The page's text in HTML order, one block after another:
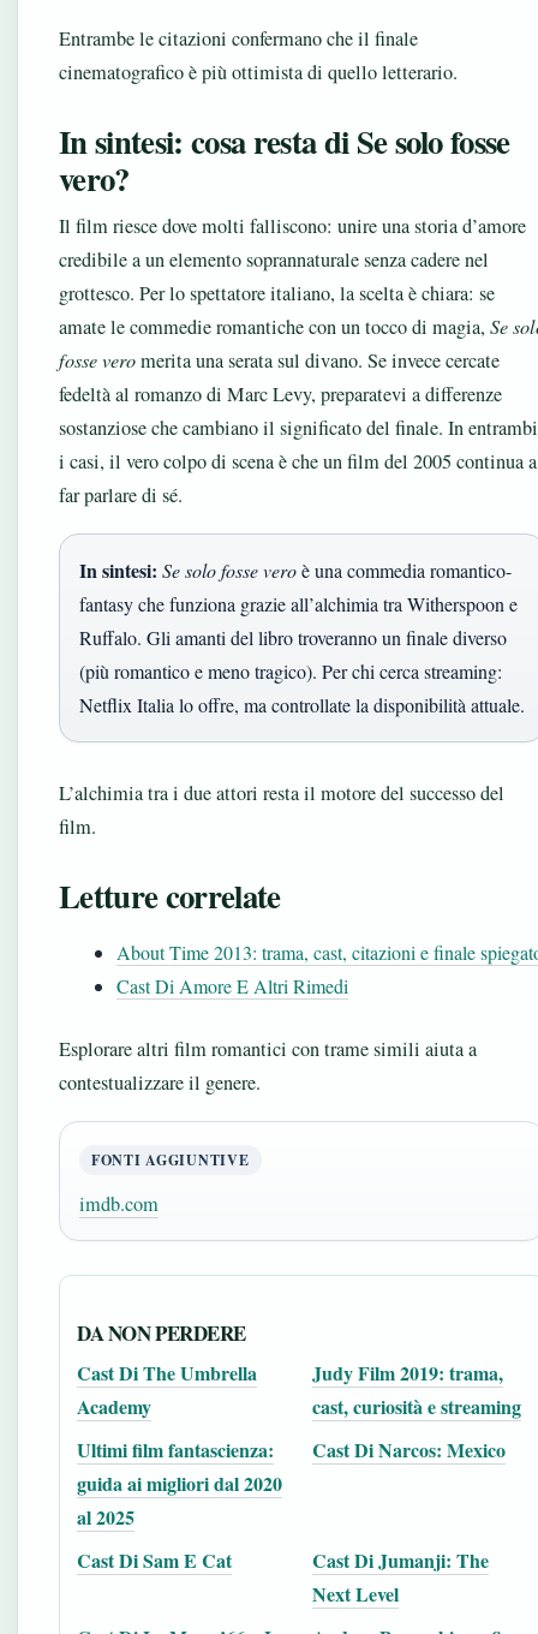
Entrambe le citazioni confermano che il finale
cinematografico è più ottimista di quello letterario.
In sintesi: cosa resta di Se solo fosse
vero?
Il film riesce dove molti falliscono: unire una storia d’amore
credibile a un elemento soprannaturale senza cadere nel
grottesco. Per lo spettatore italiano, la scelta è chiara: se
amate le commedie romantiche con un tocco di magia, Se
fosse veromerita una serata sul divano. Se invece cercate
fedeltà al romanzo di Marc Levy, preparatevi a differenze
sostanziose che cambiano il significato del finale. In entrambi
i casi, il vero colpo di scena è che un film del 2005 continua a
far parlare di sé.
In sintesi: Se solo fosse veroè una commedia romantico-
fantasy che funziona grazie all’alchimia tra Witherspoon e
Ruffalo. Gli amanti del libro troveranno un finale diverso
(più romantico e meno tragico). Per chi cerca streaming:
Netflix Italia lo offre, ma controllate la disponibilità attuale.
L’alchimia tra i due attori resta il motore del successo del
film.
Letture correlate
About Time 2013: trama, cast, citazioni e finale
Cast Di Amore E Altri Rimedi
Esplorare altri film romantici con trame simili aiuta a
contestualizzare il genere.
FONTI AGGIUNTIVE
imdb.com
DA NON PERDERE
Cast Di The Umbrella
Academy
Judy Film 2019: trama,
cast, curiosità e streaming
Ultimi film fantascienza:
guida ai migliori dal 2020
al 2025
Cast Di Narcos: Mexico
Cast Di Sam E Cat
Cast Di Jumanji: The
Next Level